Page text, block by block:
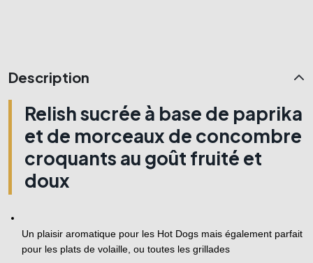
Description
Relish sucrée à base de paprika
et de morceaux de concombre
croquants au goût fruité et
doux
Un plaisir aromatique pour les Hot Dogs mais également parfait
pour les plats de volaille, ou toutes les grillades